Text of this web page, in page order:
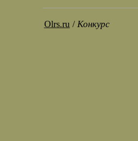
Olrs.ru / Конкурс